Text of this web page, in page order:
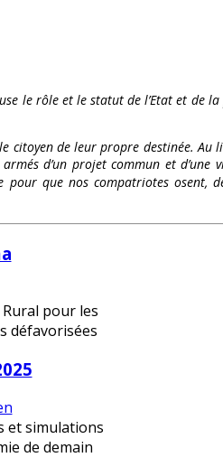
le rôle et le statut de l’Etat et de
de leur propre destinée.
d’un projet commun et
que nos compatriotes osent,
pour les
défavorisées
et simulations
de demain